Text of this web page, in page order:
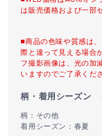
は販売価格および一部
■商品の色味や質感は
際と違って見える場合
フ撮影画像は、光の加
いますのでご了承くだ
柄・着用シーズン
柄：その他
着用シーズン：春夏